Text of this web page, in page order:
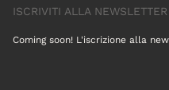
ISCRIVITI ALLA NEWSLETTER
Coming soon! L'iscrizione alla